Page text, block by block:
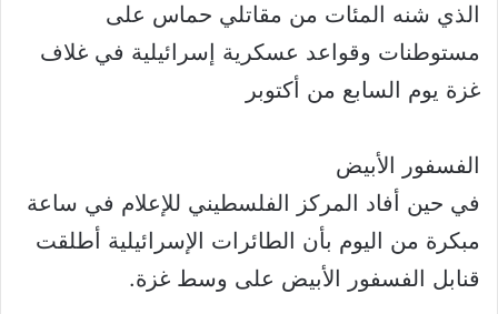
الذي شنه المئات من مقاتلي حماس على
مستوطنات وقواعد عسكرية إسرائيلية في غلاف
غزة يوم السابع من أكتوبر
الفسفور الأبيض
في حين أفاد المركز الفلسطيني للإعلام في ساعة
مبكرة من اليوم بأن الطائرات الإسرائيلية أطلقت
قنابل الفسفور الأبيض على وسط غزة.